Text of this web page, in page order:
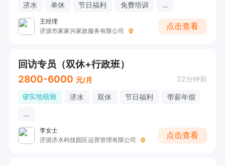
济水 单休 节日福利 免费培训 ...
王经理
济源市家家兴家政服务有限公司
点击查看
回访专员（双休+行政班）
2800-6000 元/月 22分钟前
实地核验 济水 双休 节日福利
带薪年假
...
李女士
济源济水科技园区运营管理有限公司
点击查看